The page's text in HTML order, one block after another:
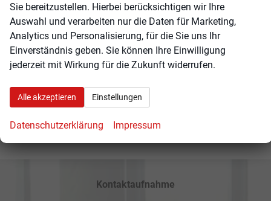
Volkswagen
Volvo
Rückruf anfordern
Anmelden
Kontaktaufnahme
Sie bereitzustellen. Hierbei berücksichtigen wir Ihre
Auswahl und verarbeiten nur die Daten für Marketing,
Analytics und Personalisierung, für die Sie uns Ihr
Einverständnis geben. Sie können Ihre Einwilligung
jederzeit mit Wirkung für die Zukunft widerrufen.
Alle akzeptieren Einstellungen
Datenschutzerklärung Impressum